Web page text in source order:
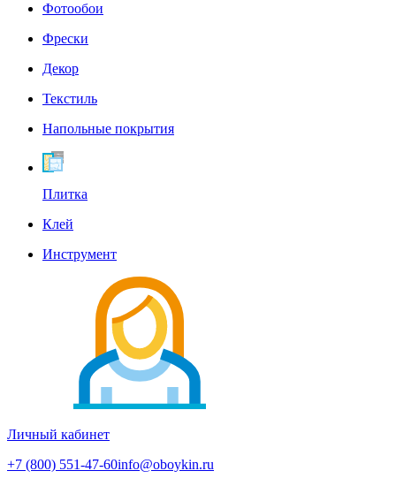
Фотообои
Фрески
Декор
Текстиль
Напольные покрытия
Плитка
Клей
Инструмент
Личный кабинет
+7 (800) 551-47-60info@oboykin.ru